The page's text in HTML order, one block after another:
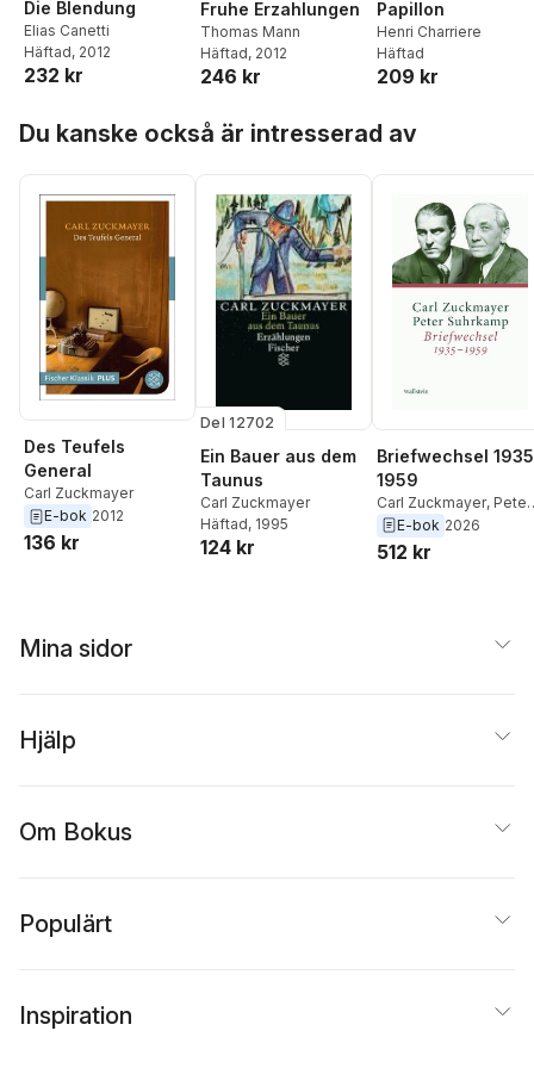
Die Blendung
Elias Canetti
Häftad, 2012
232 kr
Fruhe Erzahlungen
Thomas Mann
Häftad, 2012
246 kr
Papillon
Henri Charriere
Häftad
209 kr
Du kanske också är intresserad av
Des Teufels
General
Carl Zuckmayer
E-bok 2012
136 kr
Del 12702
Ein Bauer aus dem
Taunus
Carl Zuckmayer
Häftad, 1995
124 kr
Briefwechsel
1959
Carl Zuckmayer, Peter
Suhrkamp,Gunther
Nickel
E-bok 2026
512 kr
Mina sidor
Hjälp
Om Bokus
Populärt
Inspiration